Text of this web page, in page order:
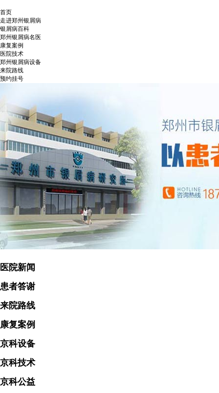
首页
走进郑州银屑病
银屑病百科
郑州银屑病名医
康复案例
医院技术
郑州银屑病设备
来院路线
预约挂号
医院新闻
患者答谢
来院路线
康复案例
京科设备
京科技术
京科公益